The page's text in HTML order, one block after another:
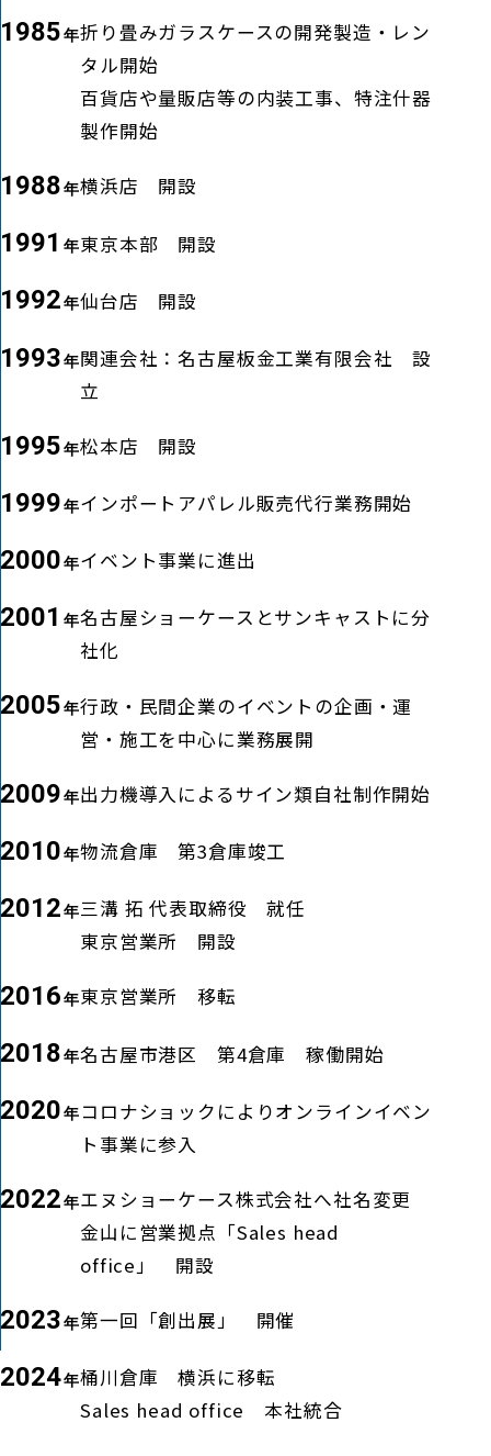
1985
折り畳みガラスケースの開発製造・レン
タル開始
百貨店や量販店等の内装工事、特注什器
製作開始
1988 横浜店 開設
1991 東京本部 開設
1992 仙台店 開設
1993
関連会社：名古屋板金工業有限会社 設
立
1995 松本店 開設
1999 インポートアパレル販売代行業務開始
2000 イベント事業に進出
2001
名古屋ショーケースとサンキャストに分
社化
2005
行政・民間企業のイベントの企画・運
営・施工を中心に業務展開
2009 出力機導入によるサイン類自社制作開始
2010 物流倉庫 第3倉庫竣工
2012
三溝 拓 代表取締役 就任
東京営業所 開設
2016 東京営業所 移転
2018 名古屋市港区 第4倉庫 稼働開始
2020
コロナショックによりオンラインイベン
ト事業に参入
2022
エヌショーケース株式会社へ社名変更
金山に営業拠点「Sales head
office」 開設
2023 第一回「創出展」 開催
2024
桶川倉庫 横浜に移転
Sales head office 本社統合